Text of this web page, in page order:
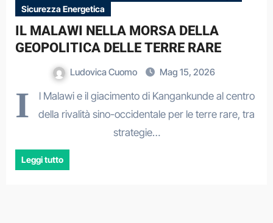
Sicurezza Energetica
IL MALAWI NELLA MORSA DELLA
GEOPOLITICA DELLE TERRE RARE
Ludovica Cuomo Mag 15, 2026
I
l Malawi e il giacimento di Kangankunde al centro
della rivalità sino-occidentale per le terre rare, tra
strategie…
Leggi tutto